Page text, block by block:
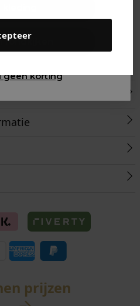
in huis!*
prijzen
rondkijken
geen korting